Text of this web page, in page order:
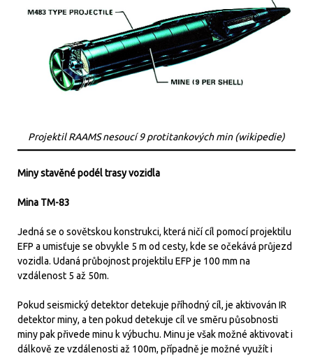
Projektil RAAMS nesoucí 9 protitankových min (wikipedie)
Miny stavěné podél trasy vozidla
Mina TM-83
Jedná se o sovětskou konstrukci, která ničí cíl pomocí projektilu
EFP a umisťuje se obvykle 5 m od cesty, kde se očekává průjezd
vozidla. Udaná průbojnost projektilu EFP je 100 mm na
vzdálenost 5 až 50m.
Pokud seismický detektor detekuje příhodný cíl, je aktivován IR
detektor miny, a ten pokud detekuje cíl ve směru působnosti
miny pak přivede minu k výbuchu. Minu je však možné aktivovat i
dálkově ze vzdálenosti až 100m, případně je možné využít i